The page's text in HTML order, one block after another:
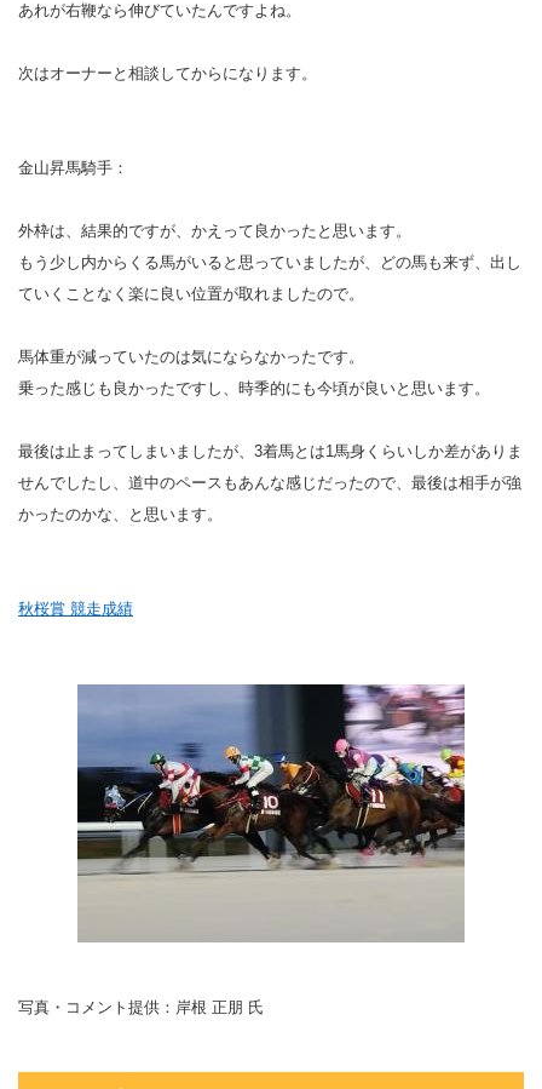
あれが右鞭なら伸びていたんですよね。
次はオーナーと相談してからになります。
金山昇馬騎手：
外枠は、結果的ですが、かえって良かったと思います。
もう少し内からくる馬がいると思っていましたが、どの馬も来ず、出し
ていくことなく楽に良い位置が取れましたので。
馬体重が減っていたのは気にならなかったです。
乗った感じも良かったですし、時季的にも今頃が良いと思います。
最後は止まってしまいましたが、3着馬とは1馬身くらいしか差がありま
せんでしたし、道中のペースもあんな感じだったので、最後は相手が強
かったのかな、と思います。
秋桜賞 競走成績
写真・コメント提供：岸根 正朋 氏